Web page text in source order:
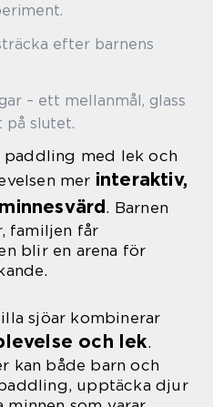
efter barnens
– ett mellanmål, glass
på slutet.
paddling med lek och
mer interaktiv,
. Barnen
familjen får
blir en arena för
sjöar kombinerar
och lek.
kan både barn och
upptäcka djur